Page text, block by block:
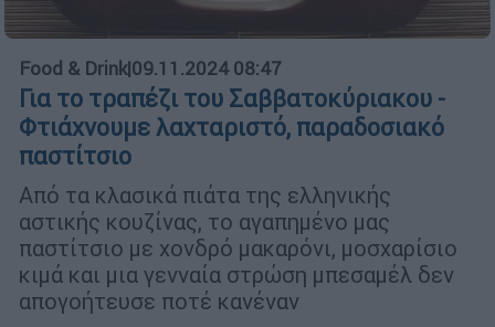
Food & Drink|09.11.2024 08:47
Για το τραπέζι του Σαββατοκύριακου -
Φτιάχνουμε λαχταριστό, παραδοσιακό
παστίτσιο
Από τα κλασικά πιάτα της ελληνικής
αστικής κουζίνας, το αγαπημένο μας
παστίτσιο με χονδρό μακαρόνι, μοσχαρίσιο
κιμά και μια γενναία στρώση μπεσαμέλ δεν
απογοήτευσε ποτέ κανέναν